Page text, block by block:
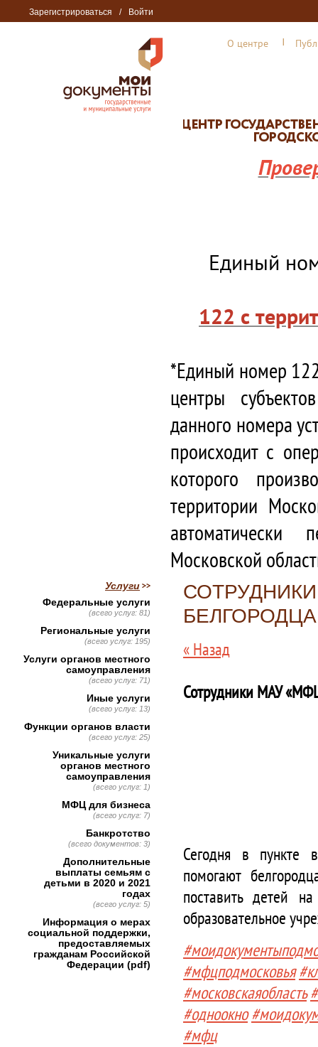
Зарегистрироваться / Войти
О центре
Единый
122 с
*Единый номер
центры
данного номера
происходит с
которого
территории
автоматически
Московской
« Назад
Сотрудники МАУ
Сегодня в пункте
помогают
поставить детей
образовательное
#мфцподмосковья
#московскаяобласть
#одноокно
#мфц
Услуги
Федеральные услуги
(всего услуг: 81)
Региональные услуги
(всего услуг: 195)
Услуги органов местного
самоуправления
(всего услуг: 71)
Иные услуги
(всего услуг: 13)
Функции органов власти
(всего услуг: 25)
Уникальные услуги
органов местного
самоуправления
(всего услуг: 1)
МФЦ для бизнеса
(всего услуг: 7)
Банкротство
(всего документов: 3)
Дополнительные
выплаты семьям с
детьми в 2020 и 2021
годах
(всего услуг: 5)
Информация о мерах
социальной поддержки,
предоставляемых
гражданам Российской
Федерации (pdf)